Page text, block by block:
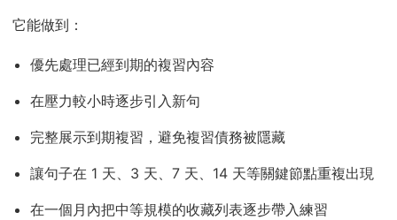
它能做到：
優先處理已經到期的複習內容
在壓力較小時逐步引入新句
完整展示到期複習，避免複習債務被隱藏
讓句子在 1 天、3 天、7 天、14 天等關鍵節點重複出現
在一個月內把中等規模的收藏列表逐步帶入練習